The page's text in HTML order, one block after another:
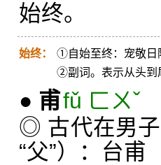
始终。
始终：
①自始至终：宠敬日
②副词。表示从头到
● 甫fǔ ㄈㄨˇ
◎ 古代在男
“父”）：台